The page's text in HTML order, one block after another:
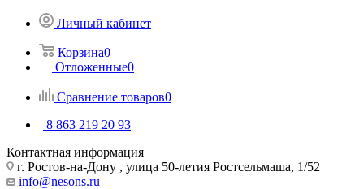
Личный кабинет
Корзина0
Отложенные0
Сравнение товаров0
8 863 219 20 93
Контактная информация
г. Ростов-на-Дону , улица 50-летия Ростсельмаша, 1/52
info@nesons.ru